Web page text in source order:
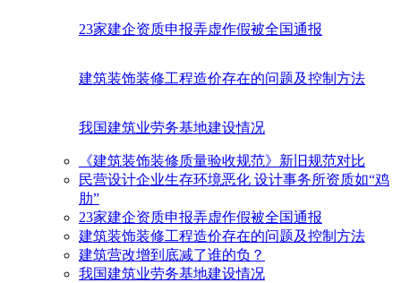
23家建企资质申报弄虚作假被全国通报
建筑装饰装修工程造价存在的问题及控制方法
我国建筑业劳务基地建设情况
《建筑装饰装修质量验收规范》新旧规范对比
民营设计企业生存环境恶化 设计事务所资质如“鸡
肋”
23家建企资质申报弄虚作假被全国通报
建筑装饰装修工程造价存在的问题及控制方法
建筑营改增到底减了谁的负？
我国建筑业劳务基地建设情况